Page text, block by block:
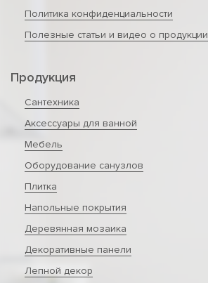
Политика конфиденциальности
Полезные статьи и видео о продукции
Продукция
Сантехника
Аксессуары для ванной
Мебель
Оборудование санузлов
Плитка
Напольные покрытия
Деревянная мозаика
Декоративные панели
Лепной декор